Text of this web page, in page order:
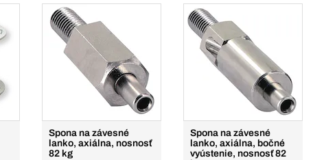
Spona na závesné
lanko, axiálna, nosnosť
82 kg
Spona na závesné
lanko, axiálna, bočné
vyústenie, nosnosť 82